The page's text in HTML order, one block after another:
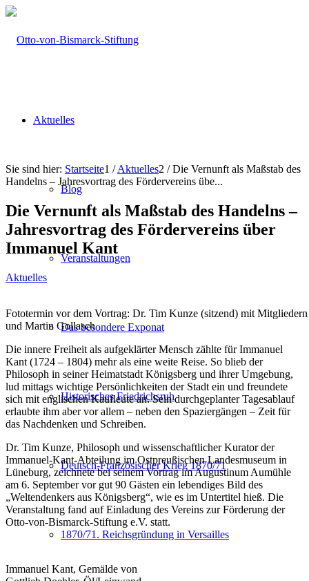
Aktuelles
Blog
Veranstaltungen
Das besondere Exponat
Historisches Friedrichsruh
Deutsch-Französischer Krieg 1870/71
1870/71. Reichsgründung in Versailles
Sie sind hier: Startseite1 / Aktuelles2 / Die Vernunft als Maßstab des
Handelns – Jahresvortrag des Fördervereins übe...
Die Vernunft als Maßstab des Handelns –
Jahresvortrag des Fördervereins über
Immanuel Kant
Aktuelles
Fototermin vor dem Vortrag: Dr. Tim Kunze (sitzend) mit
und Martin Gollasch
Die innere Freiheit als aufgeklärter Mensch zählte für Immanuel
Kant (1724 – 1804) mehr als eine weite Reise. So blieb der
Philosoph in seiner Heimatstadt Königsberg und ihrer Umgebung,
lud mittags wichtige Persönlichkeiten der Stadt ein und freundete
sich mit englischen Kaufleute an. Sein durchgeplanter Tagesablauf
erlaubte ihm aber vor allem – neben den Spaziergängen – Zeit für
das Nachdenken und Schreiben.
Dr. Tim Kunze, Philosoph und wissenschaftlicher Kurator der
Immanuel-Kant-Abteilung im Ostpreußischen Landesmuseum in
Lüneburg, zeichnete bei seinem Vortrag im Augustinum Aumühle
am 6. September vor gut 90 Gästen ein lebendiges Bild des
„Weltendenkers aus Königsberg“, wie es im Untertitel hieß. Die
Veranstaltung fand auf Einladung des Vereins zur Förderung der
Otto-von-Bismarck-Stiftung e.V. statt.
Immanuel Kant, Gemälde von